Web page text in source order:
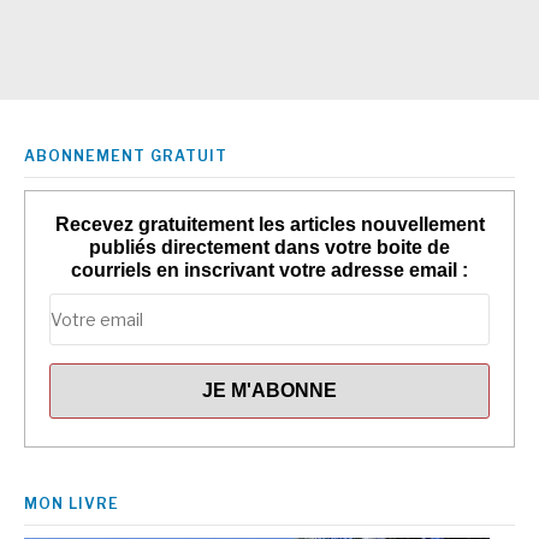
ABONNEMENT GRATUIT
Recevez gratuitement les articles nouvellement
publiés directement dans votre boite de
courriels en inscrivant votre adresse email :
MON LIVRE